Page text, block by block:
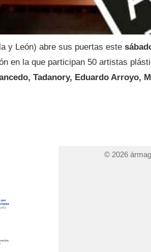
y León) abre sus puertas este
en la que participan 50 artistas
Tadanory, Eduardo Arroyo,
© 2026